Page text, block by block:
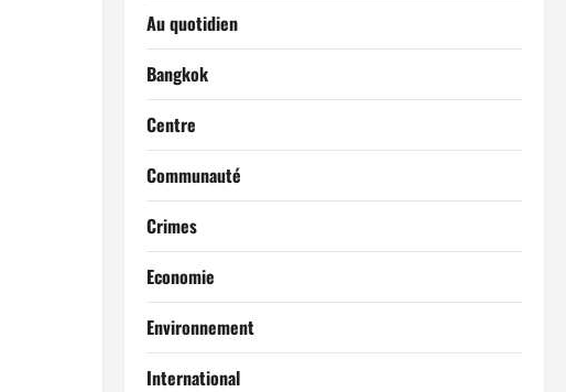
Au quotidien
Bangkok
Centre
Communauté
Crimes
Economie
Environnement
International